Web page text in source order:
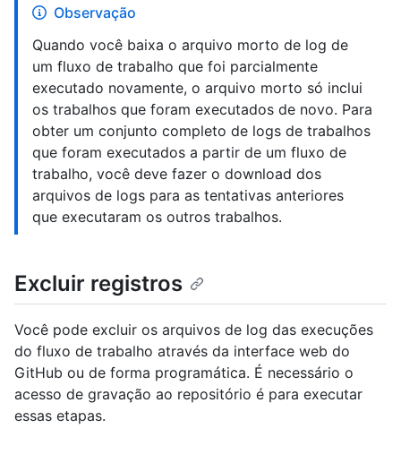
Observação
Quando você baixa o arquivo morto de log de
um fluxo de trabalho que foi parcialmente
executado novamente, o arquivo morto só inclui
os trabalhos que foram executados de novo. Para
obter um conjunto completo de logs de trabalhos
que foram executados a partir de um fluxo de
trabalho, você deve fazer o download dos
arquivos de logs para as tentativas anteriores
que executaram os outros trabalhos.
Excluir registros
Você pode excluir os arquivos de log das execuções
do fluxo de trabalho através da interface web do
GitHub ou de forma programática. É necessário o
acesso de gravação ao repositório é para executar
essas etapas.